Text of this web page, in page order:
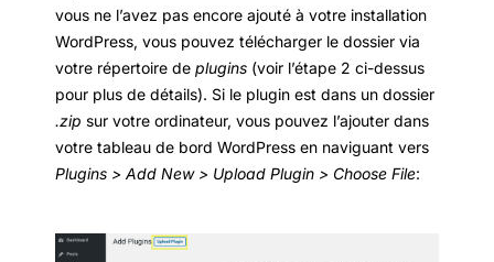
vous ne l’avez pas encore ajouté à votre installation
WordPress, vous pouvez télécharger le dossier via
votre répertoire de plugins (voir l’étape 2 ci-dessus
pour plus de détails). Si le plugin est dans un dossier
.zip sur votre ordinateur, vous pouvez l’ajouter dans
votre tableau de bord WordPress en naviguant vers
Plugins > Add New > Upload Plugin > Choose File: